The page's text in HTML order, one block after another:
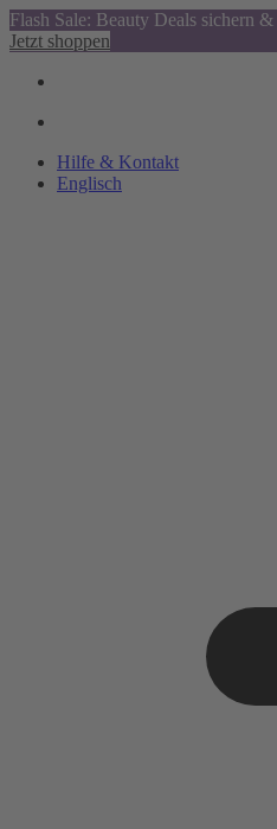
Flash Sale: Beauty Deals sichern
Jetzt shoppen
Hilfe & Kontakt
Englisch